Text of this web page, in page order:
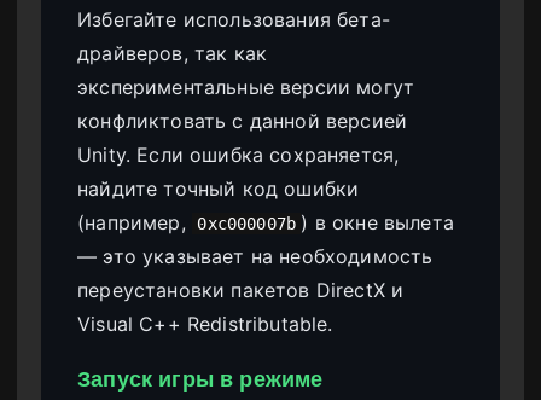
Избегайте использования бета-
драйверов, так как
экспериментальные версии могут
конфликтовать с данной версией
Unity. Если ошибка сохраняется,
найдите точный код ошибки
(например,
0xc000007b ) в окне вылета
— это указывает на необходимость
переустановки пакетов DirectX и
Visual C++ Redistributable.
Запуск игры в режиме